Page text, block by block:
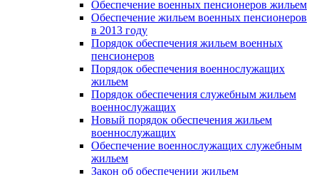
Обеспечение военных пенсионеров жильем
Обеспечение жильем военных пенсионеров
в 2013 году
Порядок обеспечения жильем военных
пенсионеров
Порядок обеспечения военнослужащих
жильем
Порядок обеспечения служебным жильем
военнослужащих
Новый порядок обеспечения жильем
военнослужащих
Обеспечение военнослужащих служебным
жильем
Закон об обеспечении жильем